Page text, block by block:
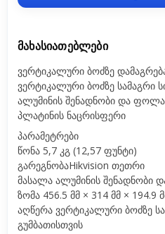
ᲛᲐᲮᲐᲡᲘᲐᲗᲔᲑᲚᲔᲑᲘ
ვერტიკალური ბოძზე
ვერტიკალური ბოძზე სამაგრი
ალუმინის შენადნობი და
პლატინის ნაცრისფერი
პარამეტრები
წონა 5,7 კგ (12,57 ფუნტი)
გარეგნობაHikvision თეთრი
მასალა ალუმინის შენადნობი
ზომა 456.5 მმ × 314 მმ × 194.9
აღწერა ვერტიკალური ბოძზე
გუმბათისთვის